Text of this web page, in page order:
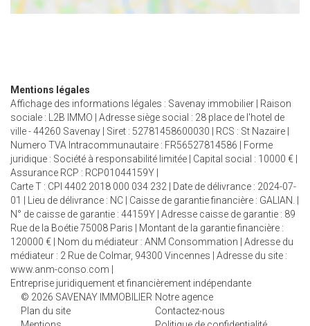
Mentions légales
Affichage des informations légales : Savenay immobilier | Raison
sociale : L2B IMMO | Adresse siège social : 28 place de l'hotel de
ville - 44260 Savenay | Siret : 52781458600030 | RCS : St Nazaire |
Numero TVA Intracommunautaire : FR56527814586 | Forme
juridique : Société à responsabilité limitée | Capital social : 10000 € |
Assurance RCP : RCP01044159Y |
Carte T : CPI 4402 2018 000 034 232 | Date de délivrance : 2024-07-
01 | Lieu de délivrance : NC | Caisse de garantie financière : GALIAN. |
N° de caisse de garantie : 44159Y | Adresse caisse de garantie : 89
Rue de la Boétie 75008 Paris | Montant de la garantie financière :
120000 € | Nom du médiateur : ANM Consommation | Adresse du
médiateur : 2 Rue de Colmar, 94300 Vincennes | Adresse du site :
www.anm-conso.com
Entreprise juridiquement et financièrement indépendante
© 2026 SAVENAY IMMOBILIER Notre agence
Plan du site
Contactez-nous